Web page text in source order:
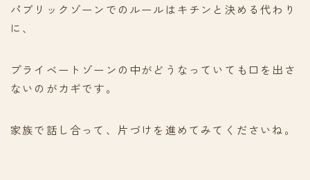
パブリックゾーンでのルールはキチンと決める代わり
に、
プライベートゾーンの中がどうなっていても口を出さ
ないのがカギです。
家族で話し合って、片づけを進めてみてくださいね。